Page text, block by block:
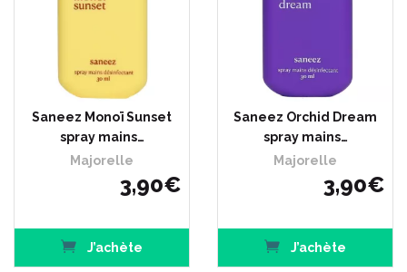
Saneez Monoï Sunset
spray mains…
Majorelle
3,90€
J’achète
Saneez Orchid Dream
spray mains…
Majorelle
3,90€
J’achète